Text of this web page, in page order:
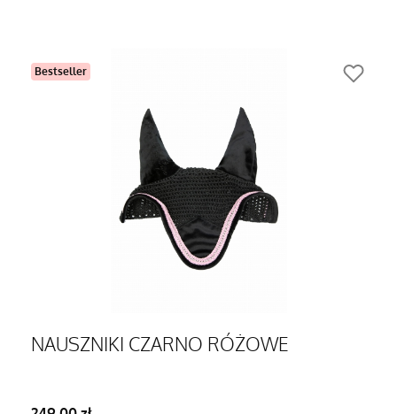
Bestseller
NAUSZNIKI CZARNO RÓŻOWE